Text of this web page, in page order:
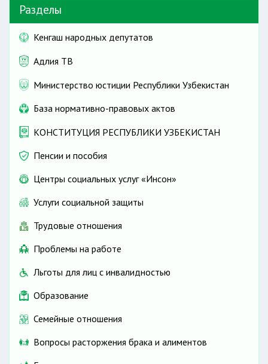
почту ( E-mail: info@adliya.uz).
Адрес:
Тел:
Разделы
Кенгаш народных депутатов
Адлия ТВ
Министерство юстиции Республики Узбекистан
База нормативно-правовых актов
КОНСТИТУЦИЯ РЕСПУБЛИКИ УЗБЕКИСТАН
Пенсии и пособия
Центры социальных услуг «Инсон»
Услуги социальной защиты
Трудовые отношения
Проблемы на работе
Льготы для лиц с инвалидностью
Образование
Семейные отношения
Вопросы расторжения брака и алиментов